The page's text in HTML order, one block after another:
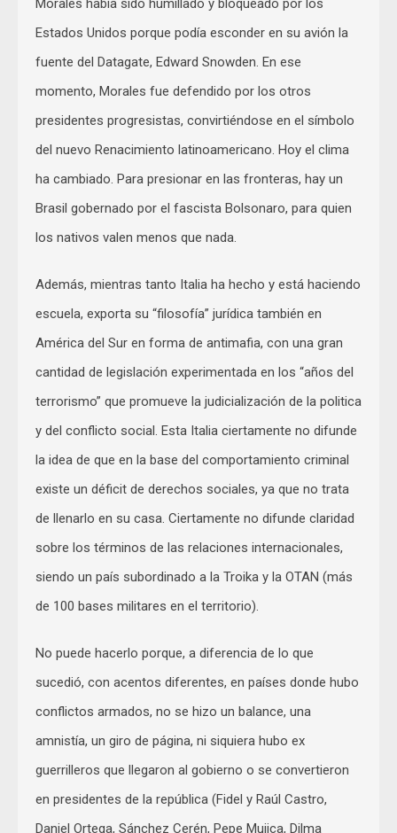
Morales había sido humillado y bloqueado por los
Estados Unidos porque podía esconder en su avión la
fuente del Datagate, Edward Snowden. En ese
momento, Morales fue defendido por los otros
presidentes progresistas, convirtiéndose en el símbolo
del nuevo Renacimiento latinoamericano. Hoy el clima
ha cambiado. Para presionar en las fronteras, hay un
Brasil gobernado por el fascista Bolsonaro, para quien
los nativos valen menos que nada.
Además, mientras tanto Italia ha hecho y está haciendo
escuela, exporta su “filosofía” jurídica también en
América del Sur en forma de antimafia, con una gran
cantidad de legislación experimentada en los “años del
terrorismo” que promueve la judicialización de la politica
y del conflicto social. Esta Italia ciertamente no difunde
la idea de que en la base del comportamiento criminal
existe un déficit de derechos sociales, ya que no trata
de llenarlo en su casa. Ciertamente no difunde claridad
sobre los términos de las relaciones internacionales,
siendo un país subordinado a la Troika y la OTAN (más
de 100 bases militares en el territorio).
No puede hacerlo porque, a diferencia de lo que
sucedió, con acentos diferentes, en países donde hubo
conflictos armados, no se hizo un balance, una
amnistía, un giro de página, ni siquiera hubo ex
guerrilleros que llegaron al gobierno o se convertieron
en presidentes de la república (Fidel y Raúl Castro,
Daniel Ortega, Sánchez Cerén, Pepe Mujica, Dilma